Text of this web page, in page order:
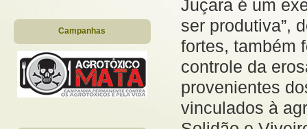
Campanhas
Juçara é um
ser produtiva”,
fortes, também
controle da
provenientes
vinculados à